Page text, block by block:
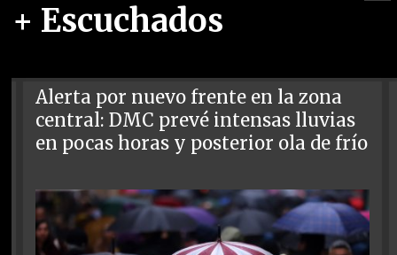
+ Escuchados
Alerta por nuevo frente en la zona
central: DMC prevé intensas lluvias
en pocas horas y posterior ola de frío